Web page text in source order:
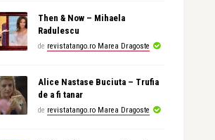
Then & Now – Mihaela
Radulescu
de revistatango.ro Marea Dragoste
Alice Nastase Buciuta – Trufia
de a fi tanar
de revistatango.ro Marea Dragoste